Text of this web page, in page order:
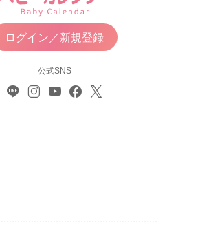
ログイン／新規登録
公式SNS